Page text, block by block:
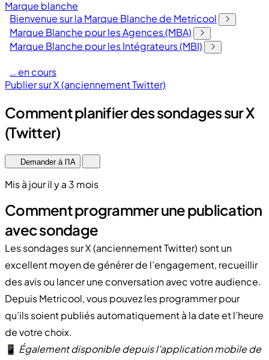
Marque blanche
Bienvenue sur la Marque Blanche de Metricool
Marque Blanche pour les Agences (MBA)
Marque Blanche pour les Intégrateurs (MBI)
… en cours
Publier sur X (anciennement Twitter)
Comment planifier des sondages sur X
(Twitter)
Demander à l'IA
Mis à jour il y a 3 mois
Comment programmer une publication
avec sondage
Les sondages sur X (anciennement Twitter) sont un
excellent moyen de générer de l’engagement, recueillir
des avis ou lancer une conversation avec votre audience.
Depuis Metricool, vous pouvez les programmer pour
qu’ils soient publiés automatiquement à la date et l’heure
de votre choix.
📱 Également disponible depuis l’application mobile de